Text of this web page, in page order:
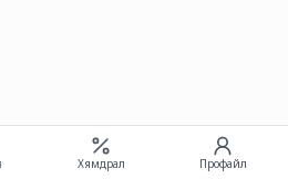
Хямдрал Профайл